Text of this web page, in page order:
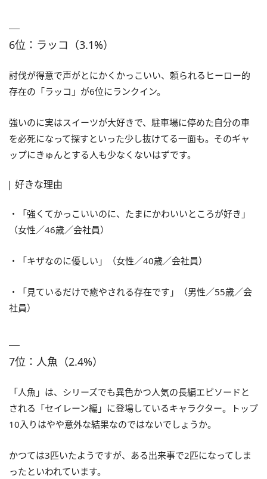
6位：ラッコ（3.1%）
討伐が得意で声がとにかくかっこいい、頼られるヒーロー的
存在の「ラッコ」が6位にランクイン。
強いのに実はスイーツが大好きで、駐車場に停めた自分の車
を必死になって探すといった少し抜けてる一面も。そのギャ
ップにきゅんとする人も少なくないはずです。
好きな理由
・「強くてかっこいいのに、たまにかわいいところが好き」
（女性／46歳／会社員）
・「キザなのに優しい」（女性／40歳／会社員）
・「見ているだけで癒やされる存在です」（男性／55歳／会
社員）
7位：人魚（2.4%）
「人魚」は、シリーズでも異色かつ人気の長編エピソードと
される「セイレーン編」に登場しているキャラクター。トップ
10入りはやや意外な結果なのではないでしょうか。
かつては3匹いたようですが、ある出来事で2匹になってしま
ったといわれています。